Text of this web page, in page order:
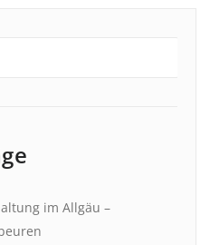
im Allgäu –